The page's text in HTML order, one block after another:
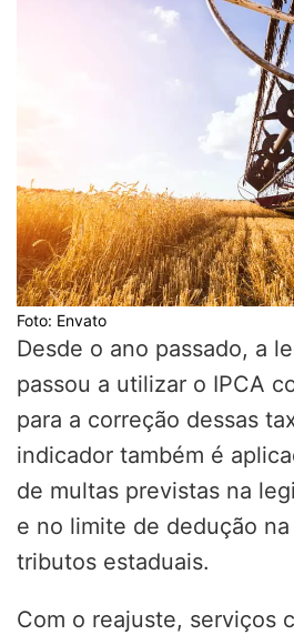
Foto: Envato
Desde o ano passado, a
passou a utilizar o IPCA
para a correção dessas
indicador também é
de multas previstas na
e no limite de dedução
tributos estaduais.
Com o reajuste, serviços